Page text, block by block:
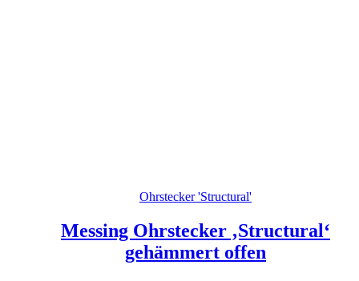
Ohrstecker 'Structural'
Messing Ohrstecker ‚Structural‘
gehämmert offen